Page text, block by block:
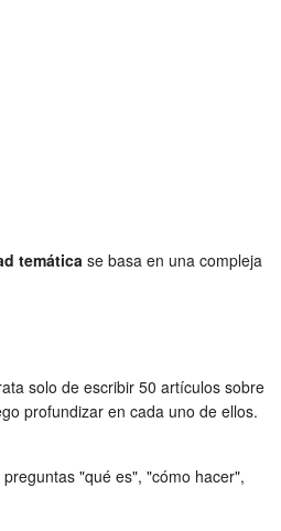
temática se basa en una compleja
solo de escribir 50 artículos sobre
profundizar en cada uno de ellos.
"qué es", "cómo hacer",